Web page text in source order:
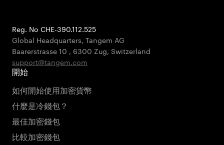
Reg. No CHE-390.112.525
Global Headquarters, Tangem AG
Baarerstrasse 10 , 6300 Zug, Switzerland
support@tangem.com
開始
如何開始使用加密貨幣
什麼是冷錢包？
最佳加密錢包
比較加密錢包